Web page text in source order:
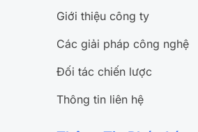
Giới thiệu công ty
Các giải pháp công nghệ
Đối tác chiến lược
Thông tin liên hệ